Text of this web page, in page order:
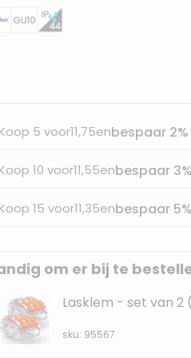
Koop 5 voor11,75enbespaar 2%
Koop 10 voor11,55enbespaar 3%
Koop 15 voor11,35enbespaar 5%
om er bij te
Lasklem - set van 2
sku: 95567